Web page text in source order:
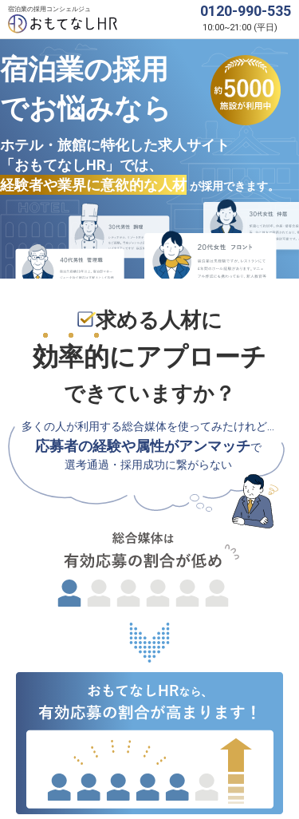
宿泊業の採用コンシェルジュ 0120-990-535
10:00~21:00 (平日)
宿泊業の採用
でお悩みなら
ホテル・旅館に特化した求人サイト
「おもてなしHR」では、
経験者や業界に意欲的な人材 が採用できます。
求める人材に
効率的にアプローチ
できていますか？
多くの人が利用する総合媒体を使ってみたけれど…
応募者の経験や属性がアンマッチで
選考通過・採用成功に繋がらない